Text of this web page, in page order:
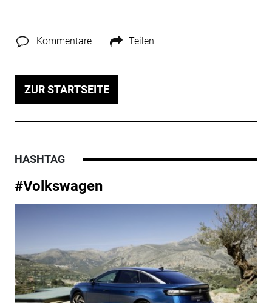
Kommentare Teilen
ZUR STARTSEITE
HASHTAG
#Volkswagen